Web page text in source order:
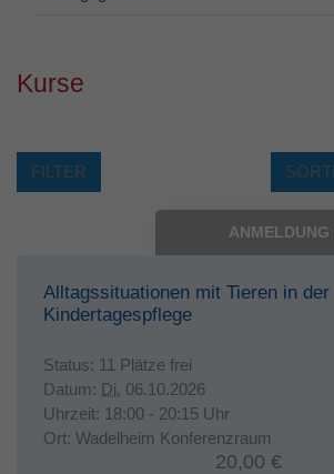
Kurse
FILTER
Alltagssituationen mit Tieren in der
Kindertagespflege
Status: 11 Plätze frei
Datum: Di. 06.10.2026
Uhrzeit: 18:00 - 20:15 Uhr
Ort: Wadelheim Konferenzraum
20,00 €